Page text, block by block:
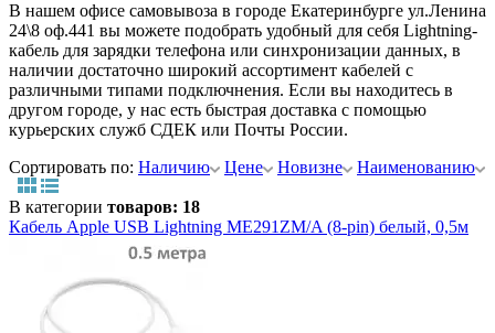
В нашем офисе самовывоза в городе Екатеринбурге ул.Ленина
24\8 оф.441 вы можете подобрать удобный для себя Lightning-
кабель для зарядки телефона или синхронизации данных, в
наличии достаточно широкий ассортимент кабелей с
различными типами подключнения. Если вы находитесь в
другом городе, у нас есть быстрая доставка с помощью
курьерских служб СДЕК или Почты России.
Сортировать по: Наличию Цене Новизне Наименованию
В категории товаров: 18
Кабель Apple USB Lightning ME291ZM/A (8-pin) белый, 0,5м